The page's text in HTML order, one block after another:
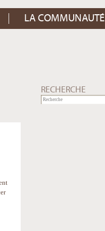
LA COMMUNAUTÉ
RECHERCHE